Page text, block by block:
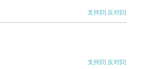
支持[0] 反对[0]
支持[0] 反对[0]